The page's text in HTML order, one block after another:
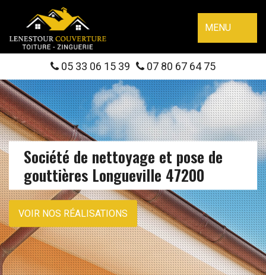
MENU
05 33 06 15 39 07 80 67 64 75
Société de nettoyage et pose de
gouttières Longueville 47200
VOIR NOS RÉALISATIONS